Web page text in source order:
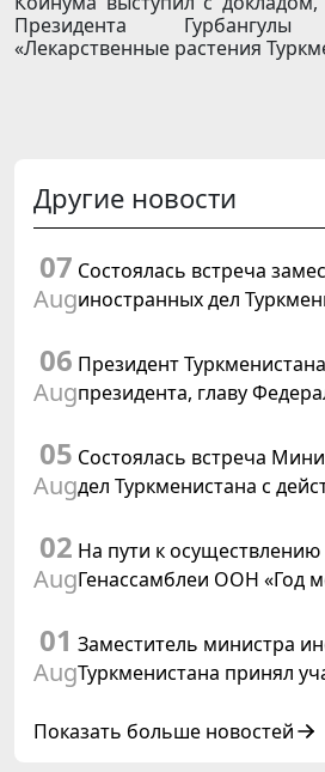
Президента Гурбангулы
«Лекарственные растения
Другие новости
07
Aug
Состоялась встреча
иностранных дел
Туркменистане
06
Aug
Президент
президента, главу
Швейцарской
05
Aug
Состоялась встреча
дел Туркменистана с
02
Aug
На пути к
Генассамблеи ООН «Год
Туркменистаном
01
Aug
Заместитель министра
Туркменистана принял
сотрудничества
Показать больше новостей